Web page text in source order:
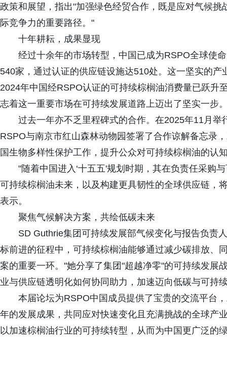
政策和展望，指出"加强绿色经贸合作，既是应对气候
际竞争力的重要路径。"
十年耕耘，成果显现
经过十余年的市场转型，中国已成为RSPO全球使
540家，通过认证的供应链设施达510处。这一坚实的
2024年中国经RSPO认证的可持续棕榈油消费量已跃升
志着这一重要市场在可持续发展道路上迈出了坚实一步
过去一年亦不乏里程碑式的合作。在2025年11月
RSPO与南京市红山森林动物园签署了合作谅解备忘录
国生物多样性保护工作，提升公众对可持续棕榈油的认
"随着中国进入‘十五五'规划时期，其在负责任采购
可持续棕榈油未来，以及构建更具韧性的全球供应链，
表示。
聚焦气候解决方案，共绘低碳未来‌
SD Guthrie集团可持续发展部气候变化与报告负责
标前进的征程中，可持续棕榈油能够通过减少碳排放、
案的重要一环。"她分享了集团"超越净零"的可持续发展
业与供应链透明化如何协同助力，加速迈向低碳与可持
本届论坛为RSPO中国成员提供了宝贵的交流平台
年的发展成果，共同应对快速变化且充满挑战的全球产
以加速棕榈油行业的可持续转型，从而为中国更广泛的